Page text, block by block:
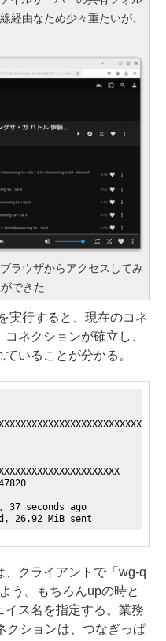
経由なため少々重たいが、
ラウザからアクセスしてみ
できた
実行すると、現在のコネ
ネクションが確立し、
いることが分かる。
seconds ago
26.92 MiB sent
クライアントで「wg-q
う。もちろんupの時と
イス名を指定する。業務
クションは、つなぎっぱ